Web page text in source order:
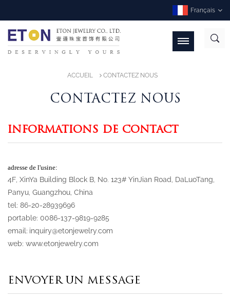
Français
ACCUEIL CONTACTEZ NOUS
CONTACTEZ NOUS
INFORMATIONS DE CONTACT
adresse de l'usine:
4F, XinYa Building Block B, No. 123# YinJian Road, DaLuoTang,
Panyu, Guangzhou, China
tel: 86-20-28939696
portable: 0086-137-9819-9285
email: inquiry@etonjewelry.com
web: www.etonjewelry.com
ENVOYER UN MESSAGE